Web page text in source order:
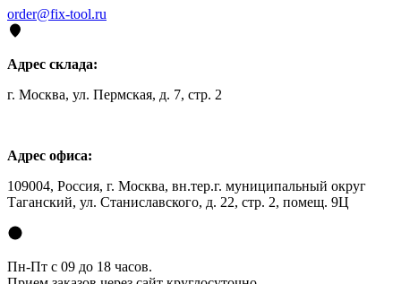
order@fix-tool.ru
Адрес склада:
г. Москва, ул. Пермская, д. 7, стр. 2
Адрес офиса:
109004, Россия, г. Москва, вн.тер.г. муниципальный округ
Таганский, ул. Станиславского, д. 22, стр. 2, помещ. 9Ц
Пн-Пт с 09 до 18 часов.